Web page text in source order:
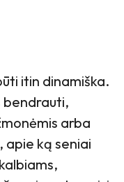
itin dinamiška.
bendrauti,
arba
apie ką seniai